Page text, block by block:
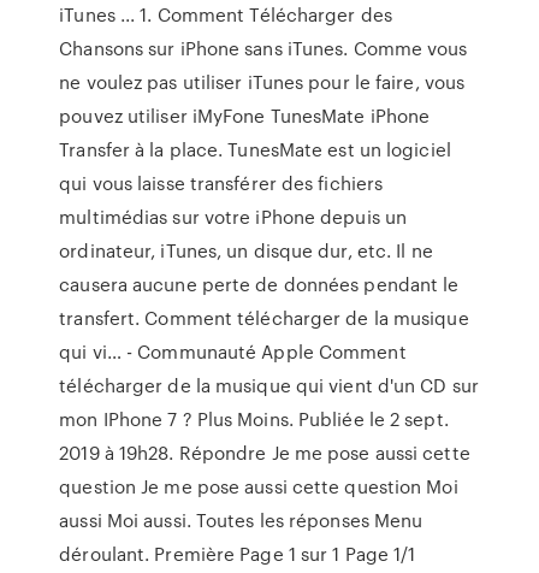
iTunes ... 1. Comment Télécharger des
Chansons sur iPhone sans iTunes. Comme vous
ne voulez pas utiliser iTunes pour le faire, vous
pouvez utiliser iMyFone TunesMate iPhone
Transfer à la place. TunesMate est un logiciel
qui vous laisse transférer des fichiers
multimédias sur votre iPhone depuis un
ordinateur, iTunes, un disque dur, etc. Il ne
causera aucune perte de données pendant le
transfert. Comment télécharger de la musique
qui vi… - Communauté Apple Comment
télécharger de la musique qui vient d'un CD sur
mon IPhone 7 ? Plus Moins. Publiée le 2 sept.
2019 à 19h28. Répondre Je me pose aussi cette
question Je me pose aussi cette question Moi
aussi Moi aussi. Toutes les réponses Menu
déroulant. Première Page 1 sur 1 Page 1/1